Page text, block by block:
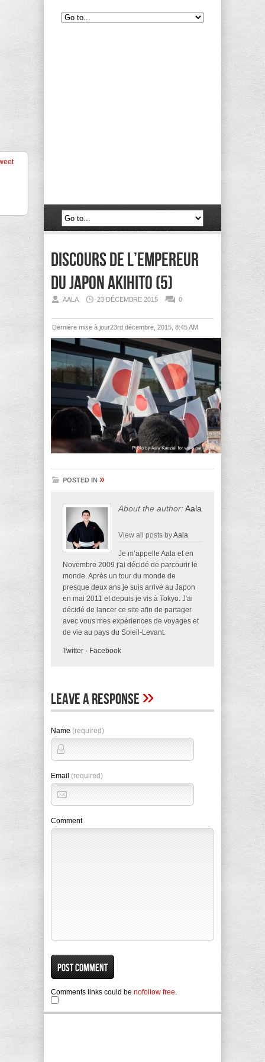
discours de l’empereur
du Japon Akihito (5)
AALA 23 DÉCEMBRE 2015 0
Dernière mise à jour23rd décembre, 2015, 8:45 AM
POSTED IN »
About the author:Aala
View all posts byAala
Je m’appelle Aala et en
Novembre 2009 j'ai décidé de parcourir le
monde. Après un tour du monde de
presque deux ans je suis arrivé au Japon
en mai 2011 et depuis je vis à Tokyo. J'ai
décidé de lancer ce site afin de partager
avec vous mes expériences de voyages et
de vie au pays du Soleil-Levant.
Twitter - Facebook
Leave A Response»
Name (required)
Email (required)
Comment
Comments links could be nofollow free.